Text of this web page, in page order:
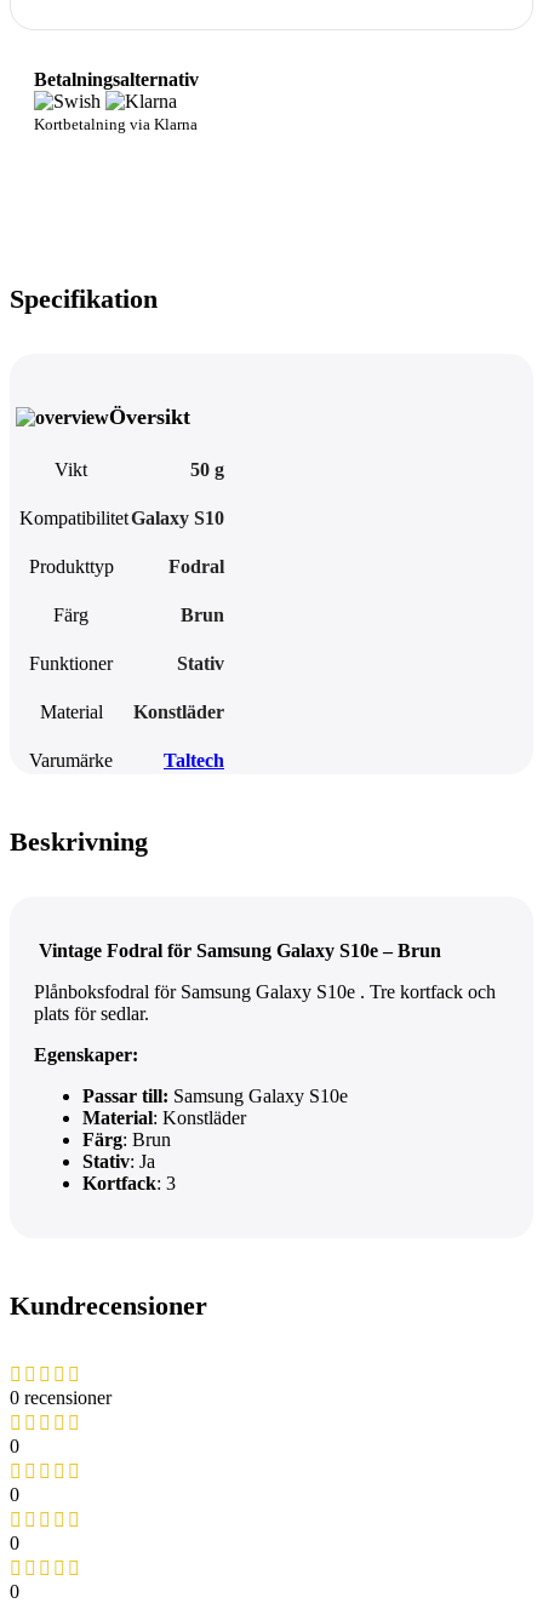
Betalningsalternativ
Kortbetalning via Klarna
Specifikation
Översikt
Vikt 50 g
KompatibilitetGalaxy S10
Produkttyp Fodral
Färg Brun
Funktioner Stativ
Material Konstläder
Varumärke Taltech
Beskrivning
Vintage Fodral för Samsung Galaxy S10e – Brun
Plånboksfodral för Samsung Galaxy S10e . Tre kortfack och
plats för sedlar.
Egenskaper:
Passar till: Samsung Galaxy S10e
Material: Konstläder
Färg: Brun
Stativ: Ja
Kortfack: 3
Kundrecensioner
0 recensioner
0
0
0
0